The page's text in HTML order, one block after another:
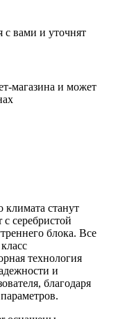
с вами и уточнят
магазина и может
станут
серебристой
блока. Все
технология
и
благодаря